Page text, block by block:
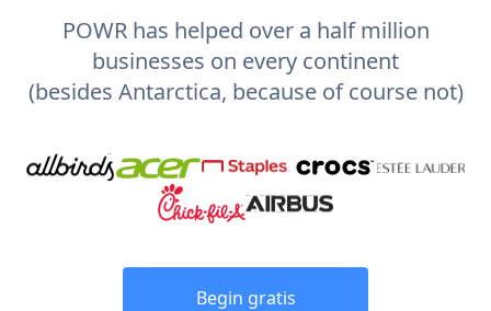
POWR has helped over a half million
businesses on every continent
(besides Antarctica, because of course not)
Begin gratis